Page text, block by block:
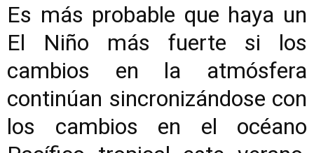
Es más probable que haya un
El Niño más fuerte si los
cambios en la atmósfera
continúan sincronizándose con
los cambios en el océano